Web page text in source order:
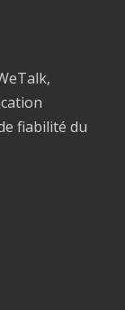
fiabilité du